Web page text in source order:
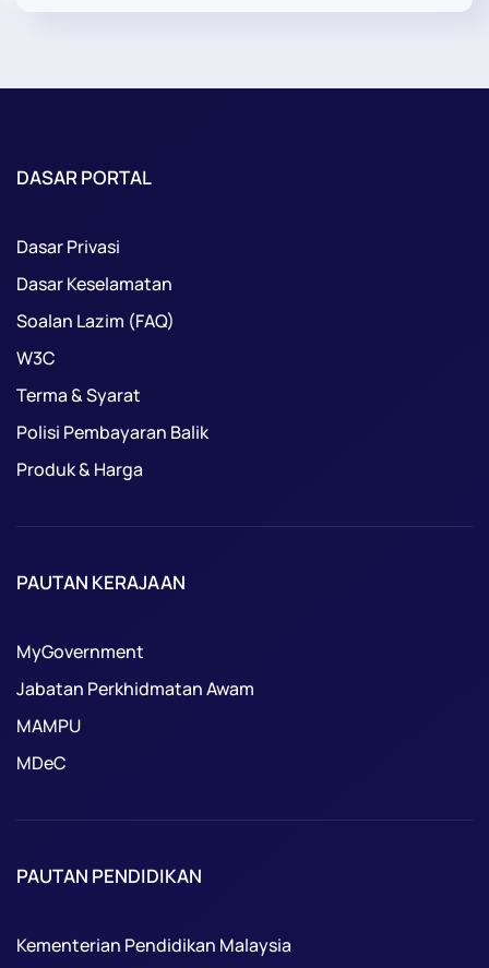
DASAR PORTAL
Dasar Privasi
Dasar Keselamatan
Soalan Lazim (FAQ)
W3C
Terma & Syarat
Polisi Pembayaran Balik
Produk & Harga
PAUTAN KERAJAAN
MyGovernment
Jabatan Perkhidmatan Awam
MAMPU
MDeC
PAUTAN PENDIDIKAN
Kementerian Pendidikan Malaysia